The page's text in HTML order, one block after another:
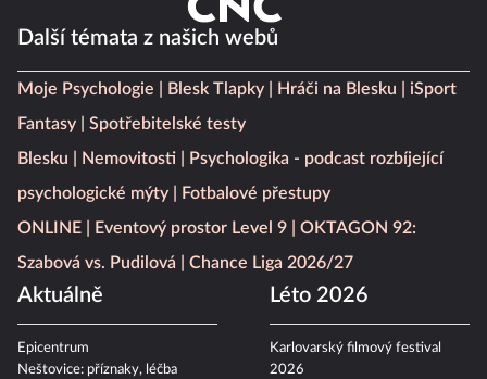
Další témata z našich webů
Moje Psychologie Blesk Tlapky Hráči na Blesku
iSport
Fantasy
Spotřebitelské testy
Blesku
Nemovitosti
Psychologika - podcast rozbíjející
psychologické mýty
Fotbalové přestupy
ONLINE
Eventový prostor Level 9
OKTAGON 92:
Szabová vs. Pudilová
Chance Liga 2026/27
Aktuálně
Epicentrum
Neštovice: příznaky, léčba
Léto 2026
Karlovarský filmový festival
2026